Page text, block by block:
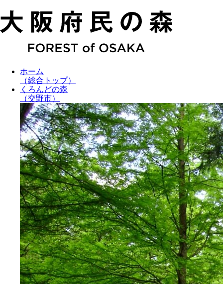
ホーム
（総合トップ）
くろんどの森
（交野市）